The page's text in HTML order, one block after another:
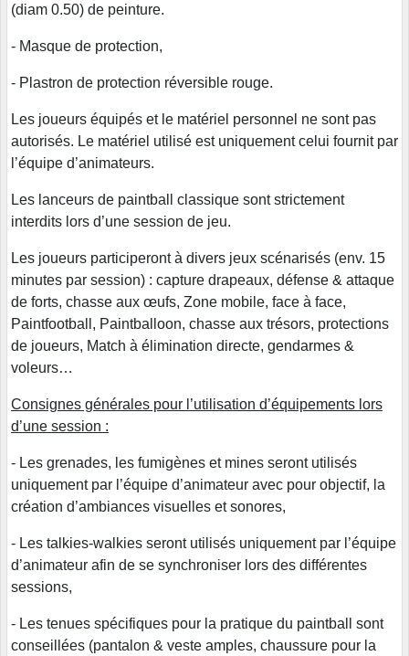
(diam 0.50) de peinture.
- Masque de protection,
- Plastron de protection réversible rouge.
Les joueurs équipés et le matériel personnel ne sont pas
autorisés. Le matériel utilisé est uniquement celui fournit par
l’équipe d’animateurs.
Les lanceurs de paintball classique sont strictement
interdits lors d’une session de jeu.
Les joueurs participeront à divers jeux scénarisés (env. 15
minutes par session) : capture drapeaux, défense & attaque
de forts, chasse aux œufs, Zone mobile, face à face,
Paintfootball, Paintballoon, chasse aux trésors, protections
de joueurs, Match à élimination directe, gendarmes &
voleurs…
Consignes générales pour l’utilisation d’équipements lors
d’une session :
- Les grenades, les fumigènes et mines seront utilisés
uniquement par l’équipe d’animateur avec pour objectif, la
création d’ambiances visuelles et sonores,
- Les talkies-walkies seront utilisés uniquement par l’équipe
d’animateur afin de se synchroniser lors des différentes
sessions,
- Les tenues spécifiques pour la pratique du paintball sont
conseillées (pantalon & veste amples, chaussure pour la